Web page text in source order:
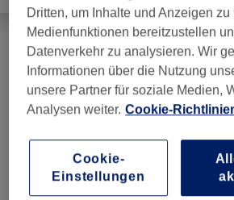
Gesichtsbehandlungen (8)
Augenbrauen &
Permanent Make-Up
Dritten, um Inhalte und Anzeigen
Medienfunktionen bereitzustellen
Datenverkehr zu analysieren. Wir
Informationen über die Nutzung
unsere Partner für soziale Medien,
Analysen weiter. Cookie-
Cookie-
Einstellungen